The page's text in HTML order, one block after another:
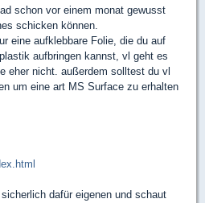
schon vor einem monat gewusst
schicken können.
eine aufklebbare Folie, die du auf
aufbringen kannst, vl geht es
eher nicht. außerdem solltest du vl
um eine art MS Surface zu erhalten
dafür eigenen und schaut